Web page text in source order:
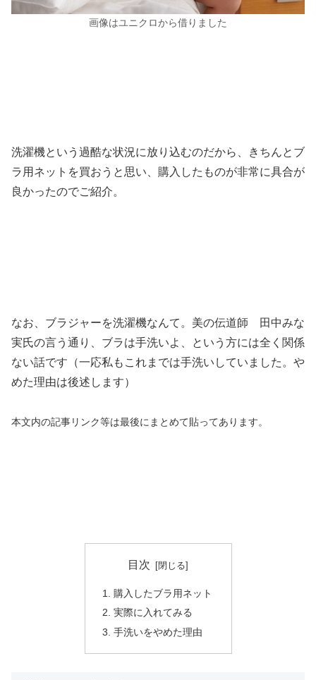
画像はユニクロから借りました
洗濯機という過酷な状況に放り込むのだから、きちんとブ
ラ用ネットを買おうと思い、購入したものが非常に具合が
良かったのでご紹介。
なお、ブラジャーを洗濯機なんて。美の伝道師 田中みな
実氏の言う通り、ブラは手洗いよ、という方には全く関係
ない話です（一応私もこれまでは手洗いしていました。や
めた理由は後述します）
本文内の記事リンク等は最後にまとめて貼ってあります。
目次
購入したブラ用ネット
実際に入れてみる
手洗いをやめた理由